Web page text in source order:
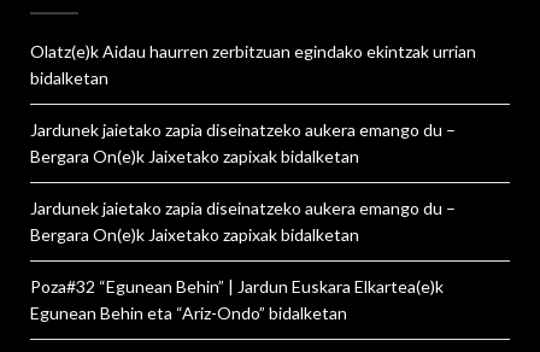
Olatz(e)kAidau haurren zerbitzuan egindako ekintzak urrian
bidalketan
Jardunek jaietako zapia diseinatzeko aukera emango du –
Bergara On(e)k Jaixetako zapixakbidalketan
Jardunek jaietako zapia diseinatzeko aukera emango du –
Bergara On(e)k Jaixetako zapixakbidalketan
Poza#32 “Egunean Behin” | Jardun Euskara Elkartea(e)k
Egunean Behin eta “Ariz-Ondo” bidalketan